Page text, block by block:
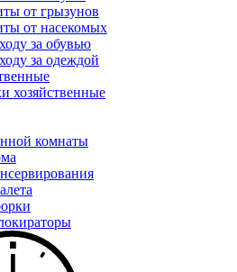
от грызунов
от насекомых
за обувью
за одеждой
хозяйственные
комнаты